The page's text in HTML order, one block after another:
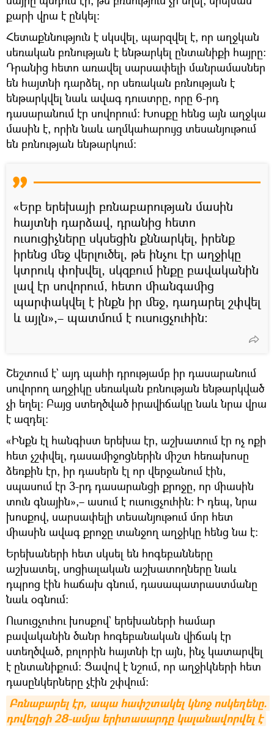
քարի վրա է ընկել։
Հետաքննություն է սկսվել, պարզվել է, որ աղջկան
սեռական բռնության է ենթարկել ընտանիքի հայրը։
Դրանից հետո առավել սարսափելի մանրամասներ
են հայտնի դարձել, որ սեռական բռնության է
ենթարկվել նաև ավագ դուստրը, որը 6-րդ
դասարանում էր սովորում։ Խոսքը հենց այն աղջկա
մասին է, որին նաև աղմկահարույց տեսանյութում
են բռնության ենթարկում։
«Երբ երեխայի բռնաբարության մասին
հայտնի դարձավ, դրանից հետո
ուսուցիչները սկսեցին քննարկել, իրենք
իրենց մեջ վերլուծել, թե ինչու էր աղջիկը
կտրուկ փոխվել, սկզբում ինքը բավականին
լավ էր սովորում, հետո միանգամից
պարփակվել է ինքն իր մեջ, դադարել շփվել
և այլն»,– պատմում է ուսուցչուհին։
Շեշտում է` այդ պահի դրությամբ իր դասարանում
սովորող աղջիկը սեռական բռնության ենթարկված
չի եղել։ Բայց ստեղծված իրավիճակը նաև նրա վրա
է ազդել։
«Ինքն էլ հանգիստ երեխա էր, աշխատում էր ոչ ոքի
հետ չշփվել, դասամիջոցներին միշտ հեռախոսը
ձեռքին էր, իր դասերն էլ որ վերջանում էին,
սպասում էր 3-րդ դասարանցի քրոջը, որ միասին
տուն գնային»,– ասում է ուսուցչուհին։ Ի դեպ, նրա
խոսքով, սարսափելի տեսանյութում մոր հետ
միասին ավագ քրոջը տանջող աղջիկը հենց նա է։
Երեխաների հետ սկսել են հոգեբանները
աշխատել, սոցիալական աշխատողները նաև
դպրոց էին հաճախ գնում, դասապատրաստմանը
նաև օգնում։
Ուսուցչուհու խոսքով` երեխաների համար
բավականին ծանր հոգեբանական վիճակ էր
ստեղծված, բոլորին հայտնի էր այն, ինչ կատարվել
է ընտանիքում։ Ցավով է նշում, որ աղջիկների հետ
դասընկերները չէին շփվում։
Բռնաբարել էր, ապա հափշտակել կնոջ ոսկեղենը.
դովեղցի 28-ամյա երիտասարդը կալանավորվել է